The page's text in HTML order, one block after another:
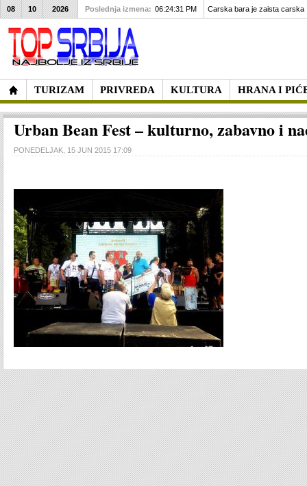
TURIZAM PRIVREDA KULTURA HRANA I
08 10 2026 Poslednja izmena: 06:24:31 PM Carska bara je zaista carska
Urban Bean Fest – kulturno, zabavno i
PONEDELJAK, 15 JUN 2015 17:09